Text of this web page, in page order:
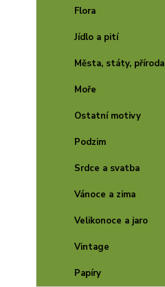
Flora
Jídlo a pití
Města, státy, příroda
Moře
Ostatní motivy
Podzim
Srdce a svatba
Vánoce a zima
Velikonoce a jaro
Vintage
Papíry